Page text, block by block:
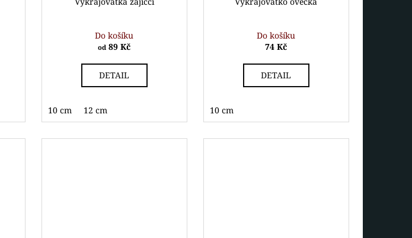
Do košíku
od 89 Kč
DETAIL
10 cm 12 cm
Do košíku
74 Kč
DETAIL
10 cm